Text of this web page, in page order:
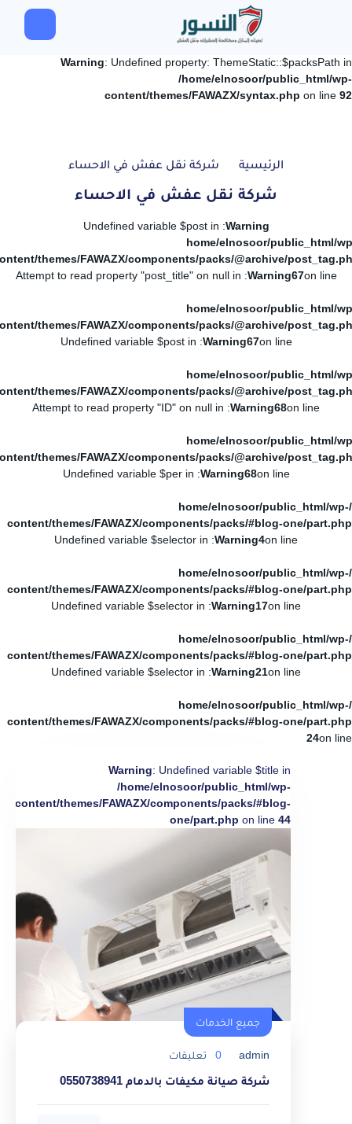
Warning: Undefined property: ThemeStatic::$packsPath in
/home/elnosoor/public_html/wp-
content/themes/FAWAZX/syntax.php on line 92
الرئيسية شركة نقل عفش في الاحساء
شركة نقل عفش في الاحساء
Warning
: Undefined variable $post in
/home/elnosoor/public_html/
themes/FAWAZX/components/packs/@archive/
on line
67
Warning
: Attempt to read property "post_title" on null in
/home/elnosoor/public_html/
themes/FAWAZX/components/packs/@archive/
on line
67
Warning
: Undefined variable $post in
/home/elnosoor/public_html/
themes/FAWAZX/components/packs/@archive/
on line
68
Warning
: Attempt to read property "ID" on null in
/home/elnosoor/public_html/
themes/FAWAZX/components/packs/@archive/
on line
68
Warning
: Undefined variable $per in
/home/elnosoor/public_html/wp-
content/themes/FAWAZX/components/packs/#blog-one/part.php
on line
4
Warning
: Undefined variable $selector in
/home/elnosoor/public_html/wp-
content/themes/FAWAZX/components/packs/#blog-one/part.php
on line
17
Warning
: Undefined variable $selector in
/home/elnosoor/public_html/wp-
content/themes/FAWAZX/components/packs/#blog-one/part.php
on line
21
Warning
: Undefined variable $selector in
/home/elnosoor/public_html/wp-
content/themes/FAWAZX/components/packs/#blog-one/part.php
on line
24
Warning: Undefined variable $title in
/home/elnosoor/public_html/wp-
content/themes/FAWAZX/components/packs/#blog-
one/part.php on line 44
جميع الخدمات
admin
0 تعليقات
شركة صيانة مكيفات بالدمام 0550738941